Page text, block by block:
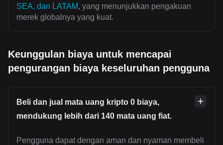
SEA, dan LATAM, yang menunjukkan pengakuan
merek globalnya yang kuat.
Keunggulan biaya untuk mencapai
pengurangan biaya keseluruhan pengguna
Beli dan jual mata uang kripto 0 biaya,
mendukung lebih dari 140 mata uang fiat.
Pengguna dapat dengan aman dan nyaman membeli